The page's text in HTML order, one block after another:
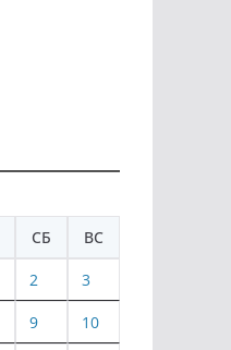
СБ ВС
2 3
9 10